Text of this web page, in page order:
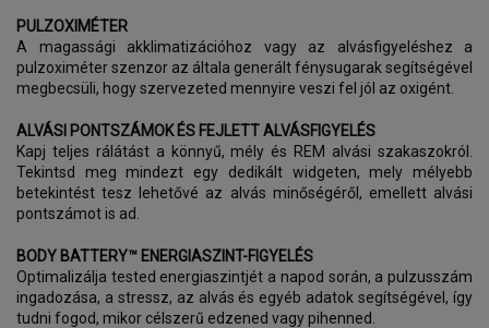
PULZOXIMÉTER
A magassági akklimatizációhoz vagy az alvásfigyeléshez a
pulzoximéter szenzor az általa generált fénysugarak segítségével
megbecsüli, hogy szervezeted mennyire veszi fel jól az oxigént.
ALVÁSI PONTSZÁMOK ÉS FEJLETT ALVÁSFIGYELÉS
Kapj teljes rálátást a könnyű, mély és REM alvási szakaszokról.
Tekintsd meg mindezt egy dedikált widgeten, mely mélyebb
betekintést tesz lehetővé az alvás minőségéről, emellett alvási
pontszámot is ad.
BODY BATTERY™ ENERGIASZINT-FIGYELÉS
Optimalizálja tested energiaszintjét a napod során, a pulzusszám
ingadozása, a stressz, az alvás és egyéb adatok segítségével, így
tudni fogod, mikor célszerű edzened vagy pihenned.